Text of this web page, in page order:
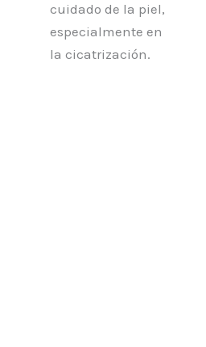
cuidado de la piel,
especialmente en
la cicatrización.